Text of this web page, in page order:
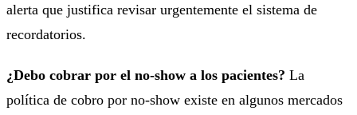
alerta que justifica revisar urgentemente el sistema de
recordatorios.
¿Debo cobrar por el no-show a los pacientes? La
política de cobro por no-show existe en algunos mercados